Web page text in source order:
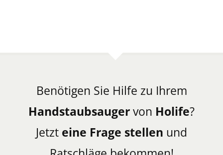
Benötigen Sie Hilfe zu Ihrem
Handstaubsaugervon Holife?
Jetzt eine Frage stellen und